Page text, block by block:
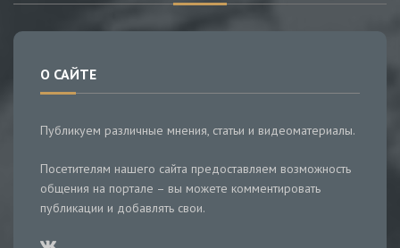
О САЙТЕ
Публикуем различные мнения, статьи и видеоматериалы.
Посетителям нашего сайта предоставляем возможность
общения на портале – вы можете комментировать
публикации и добавлять свои.